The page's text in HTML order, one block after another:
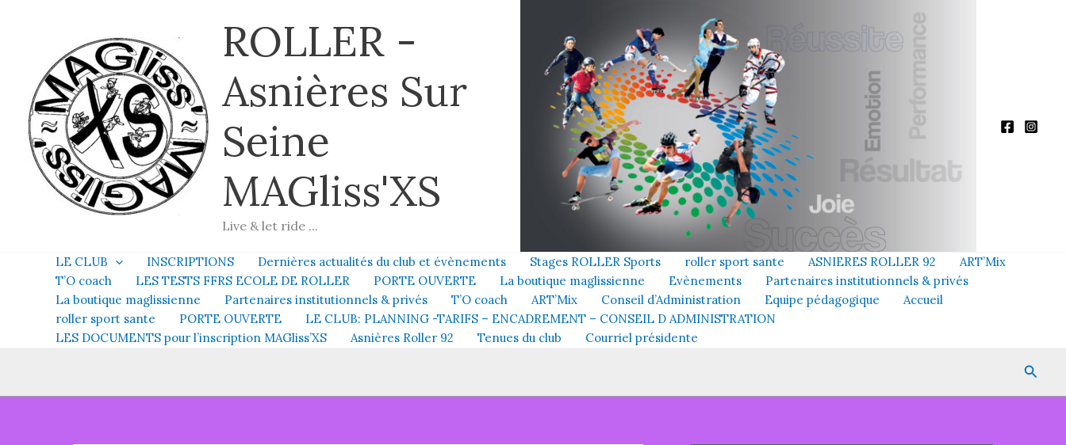
ROLLER -
Asnières Sur
Seine
MAGliss'XS
Live & let ride ...
LE CLUB INSCRIPTIONS Dernières actualités du club et évènements Stages ROLLER Sports roller sport sante ASNIERES ROLLER 92
ART’Mix
T’O coach
LES TESTS FFRS ECOLE DE ROLLER PORTE OUVERTE La boutique maglissienne Evènements
Partenaires institutionnels & privés
La boutique maglissienne
Partenaires institutionnels & privés T’O coach ART’Mix Conseil d’Administration Equipe pédagogique
Accueil
roller sport sante
PORTE OUVERTE
LE CLUB: PLANNING -TARIFS – ENCADREMENT – CONSEIL D ADMINISTRATION
LES DOCUMENTS pour l’inscription MAGliss’XS
Asnières Roller 92 Tenues du club Courriel présidente